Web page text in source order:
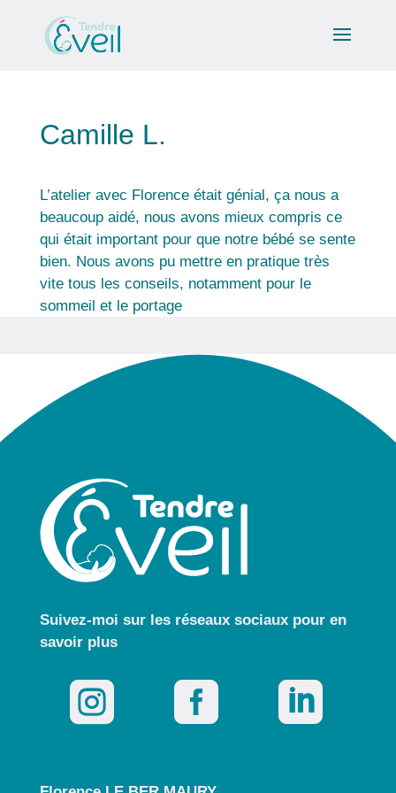
Camille L.
L’atelier avec Florence était génial, ça nous a
beaucoup aidé, nous avons mieux compris ce
qui était important pour que notre bébé se sente
bien. Nous avons pu mettre en pratique très
vite tous les conseils, notamment pour le
sommeil et le portage
Suivez-moi sur les réseaux sociaux pouren
savoir plus
  